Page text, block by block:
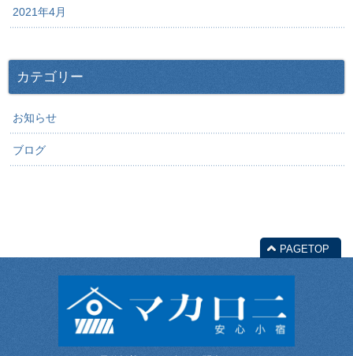
2021年4月
カテゴリー
お知らせ
ブログ
PAGETOP